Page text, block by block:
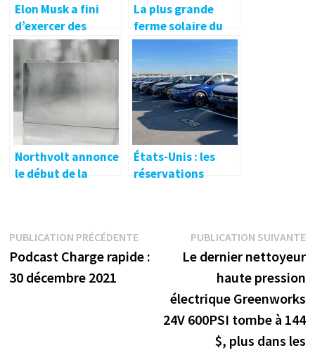
Elon Musk a fini
d’exercer des
options dans le
cadre d’un plan de
trading
La plus grande
ferme solaire du
Kentucky sera
construite sur une
ancienne mine de
charbon
Northvolt annonce
le début de la
gigafactory en
Suède
États-Unis : les
réservations
Navigation
de
PUBLICATION PRÉCÉDENTEPublication
précédente :
Podcast Charge rapide :
30 décembre 2021
PUBLICATION SUIVANTE
Le dernier nettoyeur
haute pression
électrique Greenworks
24V 600PSI tombe à 144
$, plus dans les